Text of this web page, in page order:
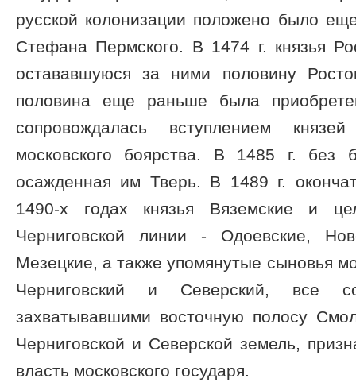
русской колонизации положено было
Стефана Пермского. В 1474 г. князья
остававшуюся за ними половину
половина еще раньше была
сопровождалась вступлением
московского боярства. В 1485 г. без
осажденная им Тверь. В 1489 г.
1490-х годах князья Вяземские и
Черниговской линии - Одоевские,
Мезецкие, а также упомянутые сыновья
Черниговский и Северский, все
захватывавшими восточную полосу
Черниговской и Северской земель,
власть московского государя.